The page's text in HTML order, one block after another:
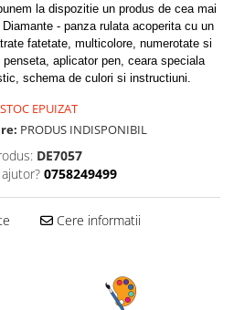
la dispozitie un produs de cea mai
- panza rulata acoperita cu un
fatetate, multicolore, numerotate si
aplicator pen, ceara speciala
schema de culori si instructiuni.
STOC EPUIZAT
PRODUS INDISPONIBIL
DE7057
0758249499
Cere informatii